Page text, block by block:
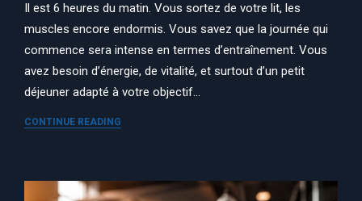
Il est 6 heures du matin. Vous sortez de votre lit, les
muscles encore endormis. Vous savez que la journée qui
commence sera intense en termes d’entraînement. Vous
avez besoin d’énergie, de vitalité, et surtout d’un petit
déjeuner adapté à votre objectif…
CONTINUE READING